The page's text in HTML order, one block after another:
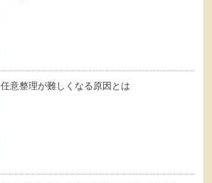
任意整理が難しくなる原因とは